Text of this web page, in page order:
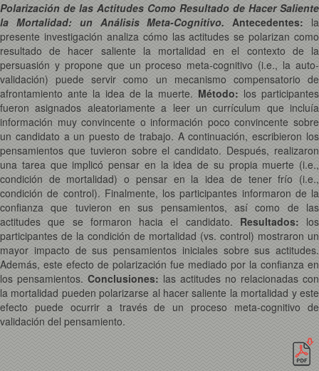
Polarización de las Actitudes Como Resultado de Hacer Saliente
la Mortalidad: un Análisis Meta-Cognitivo.
Antecedentes: la
presente investigación analiza cómo las actitudes se polarizan como
resultado de hacer saliente la mortalidad en el contexto de la
persuasión y propone que un proceso meta-cognitivo (i.e., la auto-
validación) puede servir como un mecanismo compensatorio de
afrontamiento ante la idea de la muerte.Método:los participantes
fueron asignados aleatoriamente a leer un currículum que incluía
información muy convincente o información poco convincente sobre
un candidato a un puesto de trabajo. A continuación, escribieron los
pensamientos que tuvieron sobre el candidato. Después, realizaron
una tarea que implicó pensar en la idea de su propia muerte (i.e.,
condición de mortalidad) o pensar en la idea de tener frío (i.e.,
condición de control). Finalmente, los participantes informaron de la
confianza que tuvieron en sus pensamientos, así como de las
actitudes que se formaron hacia el candidato. Resultados: los
participantes de la condición de mortalidad (vs. control) mostraron un
mayor impacto de sus pensamientos iniciales sobre sus actitudes.
Además, este efecto de polarización fue mediado por la confianza en
los pensamientos. Conclusiones: las actitudes no relacionadas con
la mortalidad pueden polarizarse al hacer saliente la mortalidad y este
efecto puede ocurrir a través de un proceso meta-cognitivo de
validación del pensamiento.